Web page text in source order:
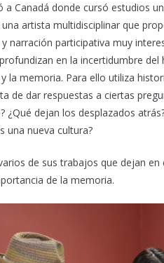
a Canadá donde cursó estudios
artista multidisciplinar que
narración participativa muy
en la incertidumbre
la memoria. Para ello utiliza
de dar respuestas a ciertas
¿Qué dejan los desplazados
una nueva cultura?
de sus trabajos que dejan
de la memoria.